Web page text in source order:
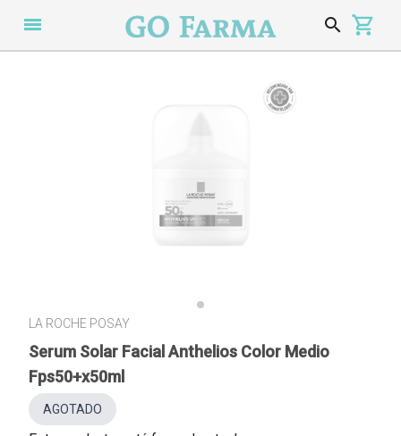
menu search
LA ROCHE POSAY
Serum Solar Facial Anthelios Color Medio
Fps50+x50ml
AGOTADO